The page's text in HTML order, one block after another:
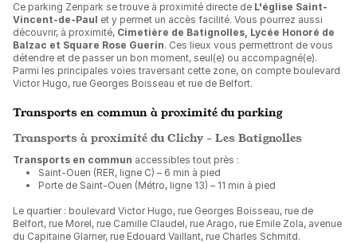
Ce parking Zenpark se trouve à proximité directe de L'église Saint-
Vincent-de-Paul et y permet un accès facilité. Vous pourrez aussi
découvrir, à proximité, Cimetière de Batignolles, Lycée Honoré de
Balzac et Square Rose Guerin. Ces lieux vous permettront de vous
détendre et de passer un bon moment, seul(e) ou accompagné(e).
Parmi les principales voies traversant cette zone, on compte boulevard
Victor Hugo, rue Georges Boisseau et rue de Belfort.
Transports en commun à proximité du parking
Transports à proximité du Clichy - Les Batignolles
Transports en commun accessibles tout près :
Saint-Ouen (RER, ligne C) – 6 min à pied
Porte de Saint-Ouen (Métro, ligne 13) – 11 min à pied
Le quartier : boulevard Victor Hugo, rue Georges Boisseau, rue de
Belfort, rue Morel, rue Camille Claudel, rue Arago, rue Emile Zola, avenue
du Capitaine Glarner, rue Edouard Vaillant, rue Charles Schmitd.